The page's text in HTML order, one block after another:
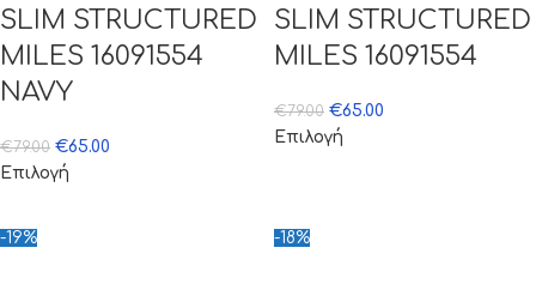
SLIM STRUCTURED
MILES 16091554
NAVY
€79.00 €65.00
Επιλογή
SLIM STRUCTURED
MILES 16091554
€79.00 €65.00
Επιλογή
-19% -18%